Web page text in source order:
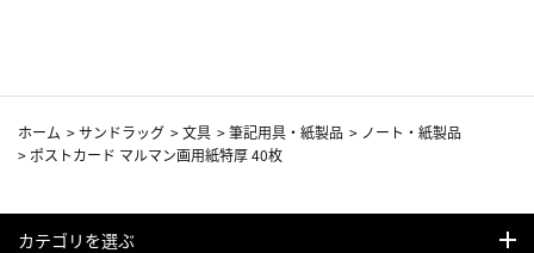
ホーム >サンドラッグ >文具 >筆記用具・紙製品 > ノート・紙製品
> ポストカード マルマン画用紙特厚 40枚
カテゴリを選ぶ